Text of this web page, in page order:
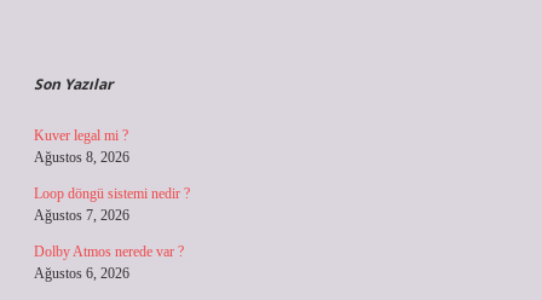
Son Yazılar
Kuver legal mi ?
Ağustos 8, 2026
Loop döngü sistemi nedir ?
Ağustos 7, 2026
Dolby Atmos nerede var ?
Ağustos 6, 2026